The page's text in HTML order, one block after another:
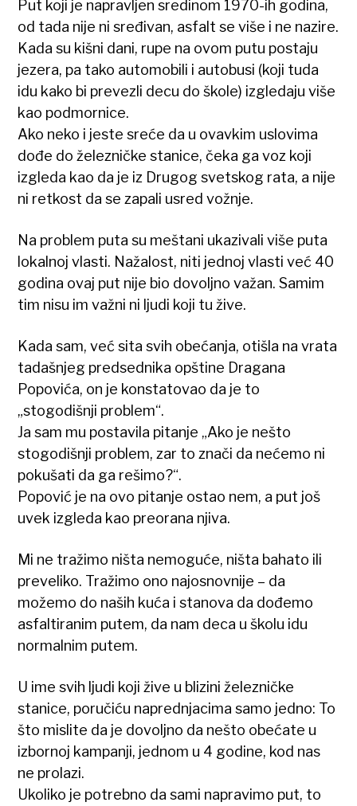
Put koji je napravljen sredinom 1970-ih godina,
od tada nije ni sređivan, asfalt se više i ne nazire.
Kada su kišni dani, rupe na ovom putu postaju
jezera, pa tako automobili i autobusi (koji tuda
idu kako bi prevezli decu do škole) izgledaju više
kao podmornice.
Ako neko i jeste sreće da u ovavkim uslovima
dođe do železničke stanice, čeka ga voz koji
izgleda kao da je iz Drugog svetskog rata, a nije
ni retkost da se zapali usred vožnje.
Na problem puta su meštani ukazivali više puta
lokalnoj vlasti. Nažalost, niti jednoj vlasti već 40
godina ovaj put nije bio dovoljno važan. Samim
tim nisu im važni ni ljudi koji tu žive.
Kada sam, već sita svih obećanja, otišla na vrata
tadašnjeg predsednika opštine Dragana
Popovića, on je konstatovao da je to
„stogodišnji problem“.
Ja sam mu postavila pitanje „Ako je nešto
stogodišnji problem, zar to znači da nećemo ni
pokušati da ga rešimo?“.
Popović je na ovo pitanje ostao nem, a put još
uvek izgleda kao preorana njiva.
Mi ne tražimo ništa nemoguće, ništa bahato ili
preveliko. Tražimo ono najosnovnije – da
možemo do naših kuća i stanova da dođemo
asfaltiranim putem, da nam deca u školu idu
normalnim putem.
U ime svih ljudi koji žive u blizini železničke
stanice, poručiću naprednjacima samo jedno: To
što mislite da je dovoljno da nešto obećate u
izbornoj kampanji, jednom u 4 godine, kod nas
ne prolazi.
Ukoliko je potrebno da sami napravimo put, to